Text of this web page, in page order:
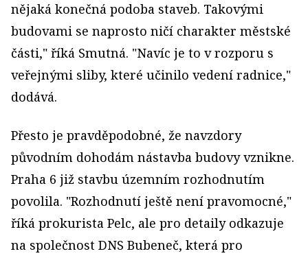
nějaká konečná podoba staveb. Takovými
budovami se naprosto ničí charakter městské
části," říká Smutná. "Navíc je to v rozporu s
veřejnými sliby, které učinilo vedení radnice,"
dodává.
Přesto je pravděpodobné, že navzdory
původním dohodám nástavba budovy vznikne.
Praha 6 již stavbu územním rozhodnutím
povolila. "Rozhodnutí ještě není pravomocné,"
říká prokurista Pelc, ale pro detaily odkazuje
na společnost DNS Bubeneč, která pro